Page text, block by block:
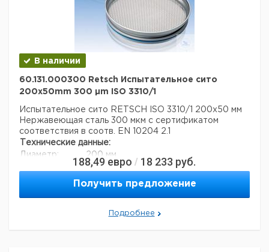
В наличии
60.131.000300 Retsch Испытательное сито
200x50mm 300 µm ISO 3310/1
Испытательное сито RETSCH ISO 3310/1 200x50 мм
Нержавеющая сталь 300 мкм с сертификатом
соответствия в соотв. EN 10204 2.1
Технические данные:
Диаметр:
200 мм
350 г
Высота:
50 мм
300 мкм
188,49 евро / 18 233 руб.
Получить предложение
Подробнее